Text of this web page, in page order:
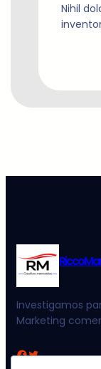
Nihil
Investigamos
Marketing
Facebook Twitter